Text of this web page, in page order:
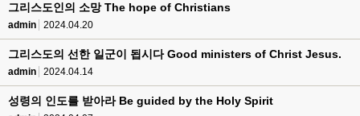
그리스도인의 소망 The hope of Christians
admin 2024.04.20
그리스도의 선한 일군이 됩시다 Good ministers of Christ Jesus.
admin 2024.04.14
성령의 인도를 받아라 Be guided by the Holy Spirit